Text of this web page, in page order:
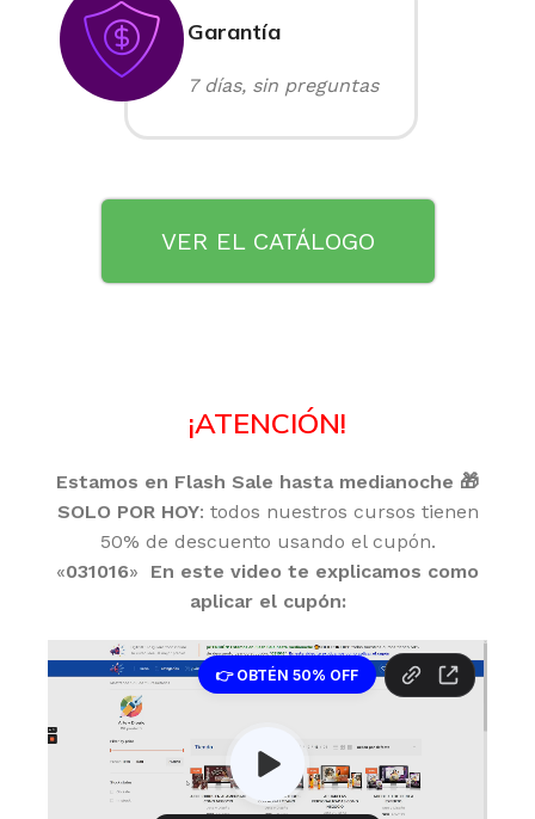
Garantía
7 días, sin preguntas
VER EL CATÁLOGO
¡ATENCIÓN!
Estamos en Flash Sale hasta medianoche 🎁
SOLO POR HOY: todos nuestros cursos tienen
50% de descuento usando el cupón.
«031016» En este video te explicamos como
aplicar el cupón: